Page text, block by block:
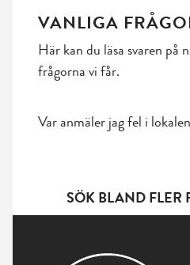
VANLIGA
Här kan du läsa svaren på
frågorna vi får.
Var anmäler jag fel i
SÖK BLAND FLER